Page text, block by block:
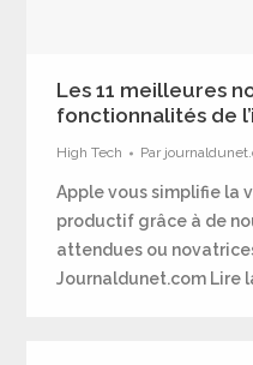
Les 11 meilleures
fonctionnalités de
High Tech Par
Apple vous simplifie la
productif grâce à de
attendues ou
Journaldunet.com Lire